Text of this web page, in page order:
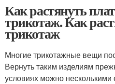
Как растянуть
трикотаж. Как
трикотаж
Многие трикотажные вещи
Вернуть таким изделиям
условиях можно несколькими